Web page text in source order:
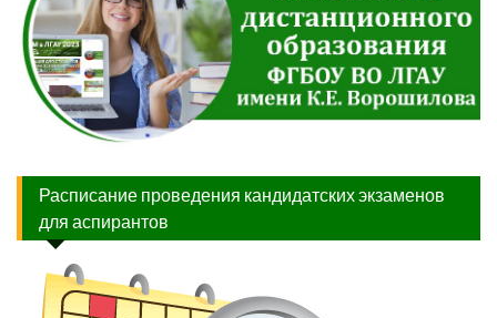
Расписание проведения кандидатских экзаменов
для аспирантов